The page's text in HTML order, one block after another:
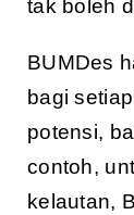
tak boleh
BUMDes
bagi
potensi,
contoh,
kelautan,